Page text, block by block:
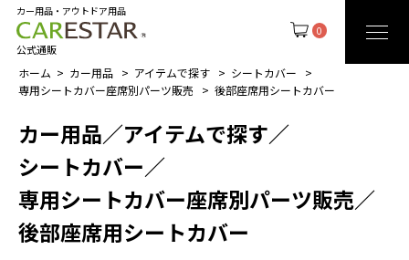
0
カー用品・アウトドア用品
公式通販
ホーム カー用品 アイテムで探す
シートカバー
専用シートカバー座席別パーツ販売
後部座席用シートカバー
カー用品／アイテムで探す／
シートカバー／
専用シートカバー座席別パーツ販売／
後部座席用シートカバー